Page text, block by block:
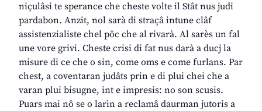
niçulâsi te sperance che cheste volte il Stât nus judi
pardabon. Anzit, nol sarà di straçâ intune clâf
assistenzialiste chel pôc che al rivarà. Al sarès un fal
une vore grivi. Cheste crisi di fat nus darà a ducj la
misure di ce che o sin, come oms e come furlans. Par
chest, a coventaran judâts prin e di plui chei che a
varan plui bisugne, int e impresis: no son scusis.
Puars mai nô se o larìn a reclamâ daurman jutoris a